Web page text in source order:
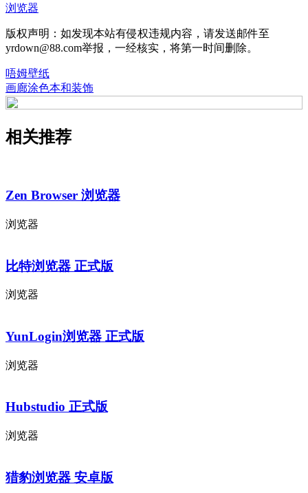
浏览器
版权声明：如发现本站有侵权违规内容，请发送邮件至
yrdown@88.com举报，一经核实，将第一时间删除。
唔姆壁纸
画廊涂色本和装饰
相关推荐
Zen Browser 浏览器
浏览器
比特浏览器 正式版
浏览器
YunLogin浏览器 正式版
浏览器
Hubstudio 正式版
浏览器
猎豹浏览器 安卓版